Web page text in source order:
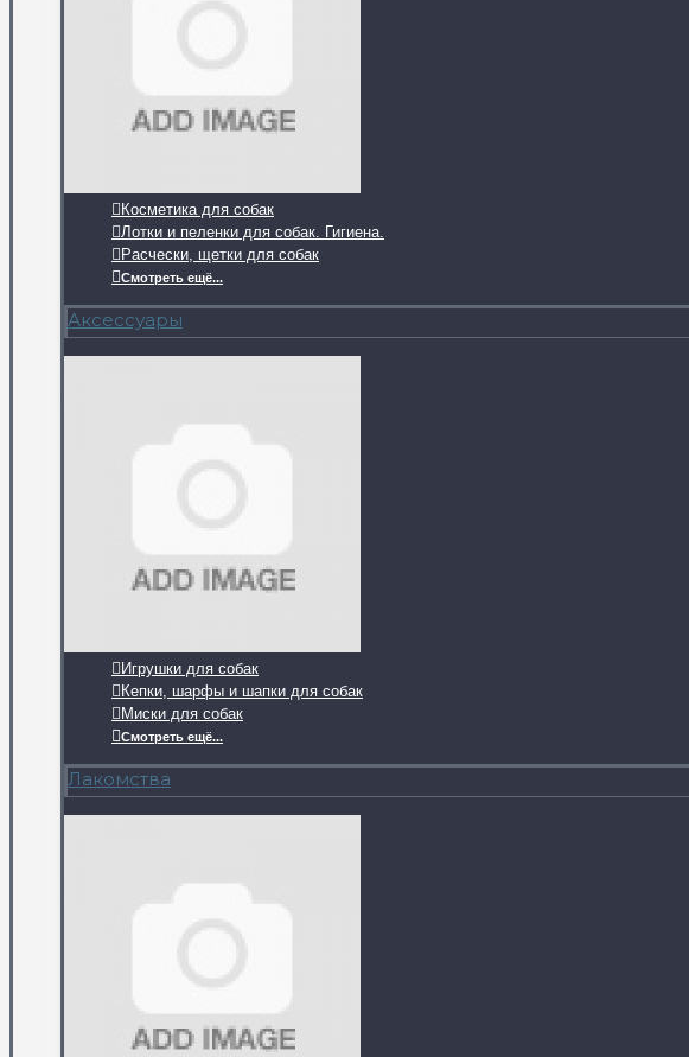
Косметика для собак
Лотки и пеленки для собак. Гигиена.
Расчески, щетки для собак
Смотреть ещё...
Аксессуары
Игрушки для собак
Кепки, шарфы и шапки для собак
Миски для собак
Смотреть ещё...
Лакомства